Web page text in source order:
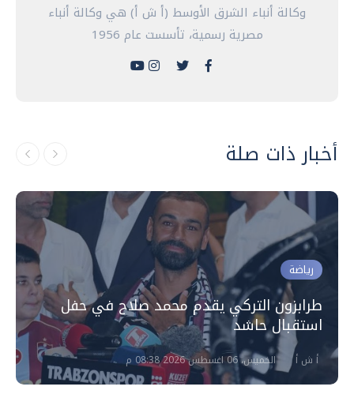
وكالة أنباء الشرق الأوسط (أ ش أ) هي وكالة أنباء
مصرية رسمية، تأسست عام 1956
أخبار ذات صلة
رياضة
طرابزون التركي يقدم محمد صلاح في حفل
استقبال حاشد
أ ش أ الخميس، 06 اغسطس 2026 08:38 م